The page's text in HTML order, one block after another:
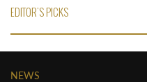
EDITOR'S PICKS
NEWS